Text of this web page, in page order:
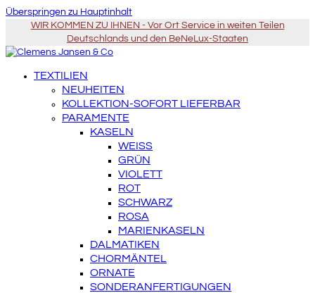
Überspringen zu Hauptinhalt
WIR KOMMEN ZU IHNEN - Vor Ort Service in weiten Teilen
Deutschlands und den BeNeLux-Staaten
TEXTILIEN
NEUHEITEN
KOLLEKTION-SOFORT LIEFERBAR
PARAMENTE
KASELN
WEISS
GRÜN
VIOLETT
ROT
SCHWARZ
ROSA
MARIENKASELN
DALMATIKEN
CHORMÄNTEL
ORNATE
SONDERANFERTIGUNGEN